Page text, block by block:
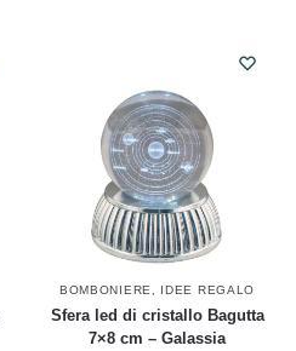
BOMBONIERE IDEE REGALO
Sfera led di cristallo Bagutta
7×8 cm – Galassia